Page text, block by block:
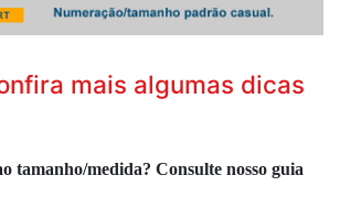
mais algumas dicas
tamanho/medida? Consulte nosso guia